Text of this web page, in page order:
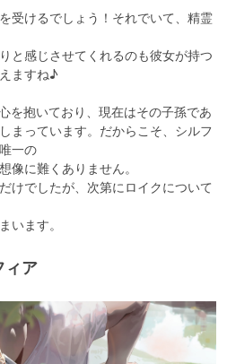
受けるでしょう！それでいて、精霊
と感じさせてくれるのも彼女が持つ
ますね♪
を抱いており、現在はその子孫であ
まっています。だからこそ、シルフ
一の
像に難くありません。
けでしたが、次第にロイクについて
います。
ィア